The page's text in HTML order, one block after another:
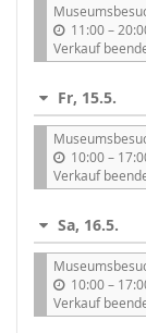
11:00–b
i
s
Verkauf
Fr, 15.5.
10:00–b
i
s
Verkauf
Sa, 16.5.
10:00–b
i
s
Verkauf